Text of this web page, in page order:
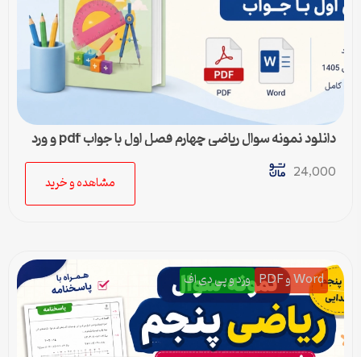
دانلود نمونه سوال ریاضی چهارم فصل اول با جواب pdf و ورد
24,000
مشاهده و خرید
Word و PDF ورد و پی دی اف